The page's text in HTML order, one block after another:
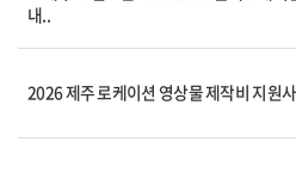
내..
2026 제주 로케이션 영상물 제작비 지원